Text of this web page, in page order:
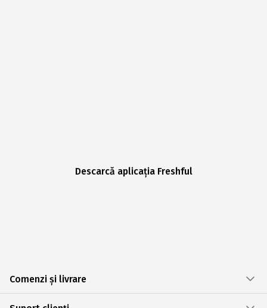
Descarcă aplicația Freshful
Comenzi și livrare